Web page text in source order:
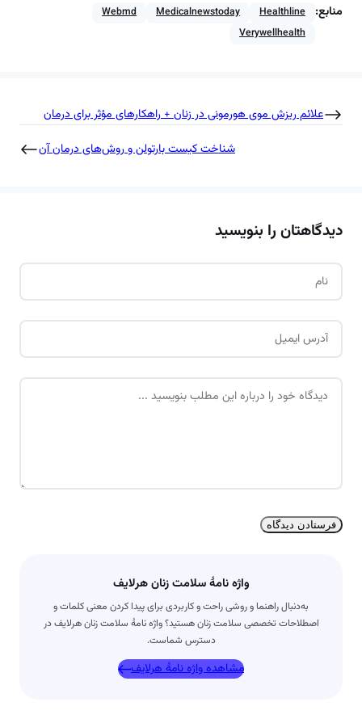
منابع: Healthline
Medicalnewstoday
Webmd
Verywellhealth
علائم ریزش موی هورمونی در زنان + راهکارهای مؤثر برای درمان
شناخت کیست بارتولن و روش‌های درمان آن
دیدگاهتان را بنویسید
ن
*ا
ید
ه
واژه نامۀ سلامت زنان هرلایف
به‌دنبال راهنما و روشی راحت و کاربردی برای پیدا کردن معنی کلمات و
اصطلاحات تخصصی سلامت زنان هستید؟ واژه نامۀ سلامت زنان هرلایف در
دسترس شماست.
مشاهده واژه نامۀ هرلایف